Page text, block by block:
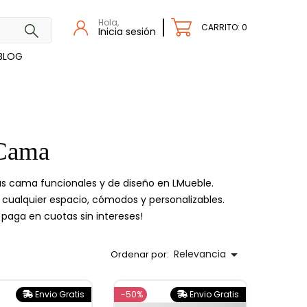
Hola,
Inicia sesión CARRITO: 0
cama funcionales y de diseño en LMueble.
espacio, cómodos y personalizables.
en cuotas sin intereses!
Ordenar por: Relevancia 
Envio Gratis Envio Gratis
-50%